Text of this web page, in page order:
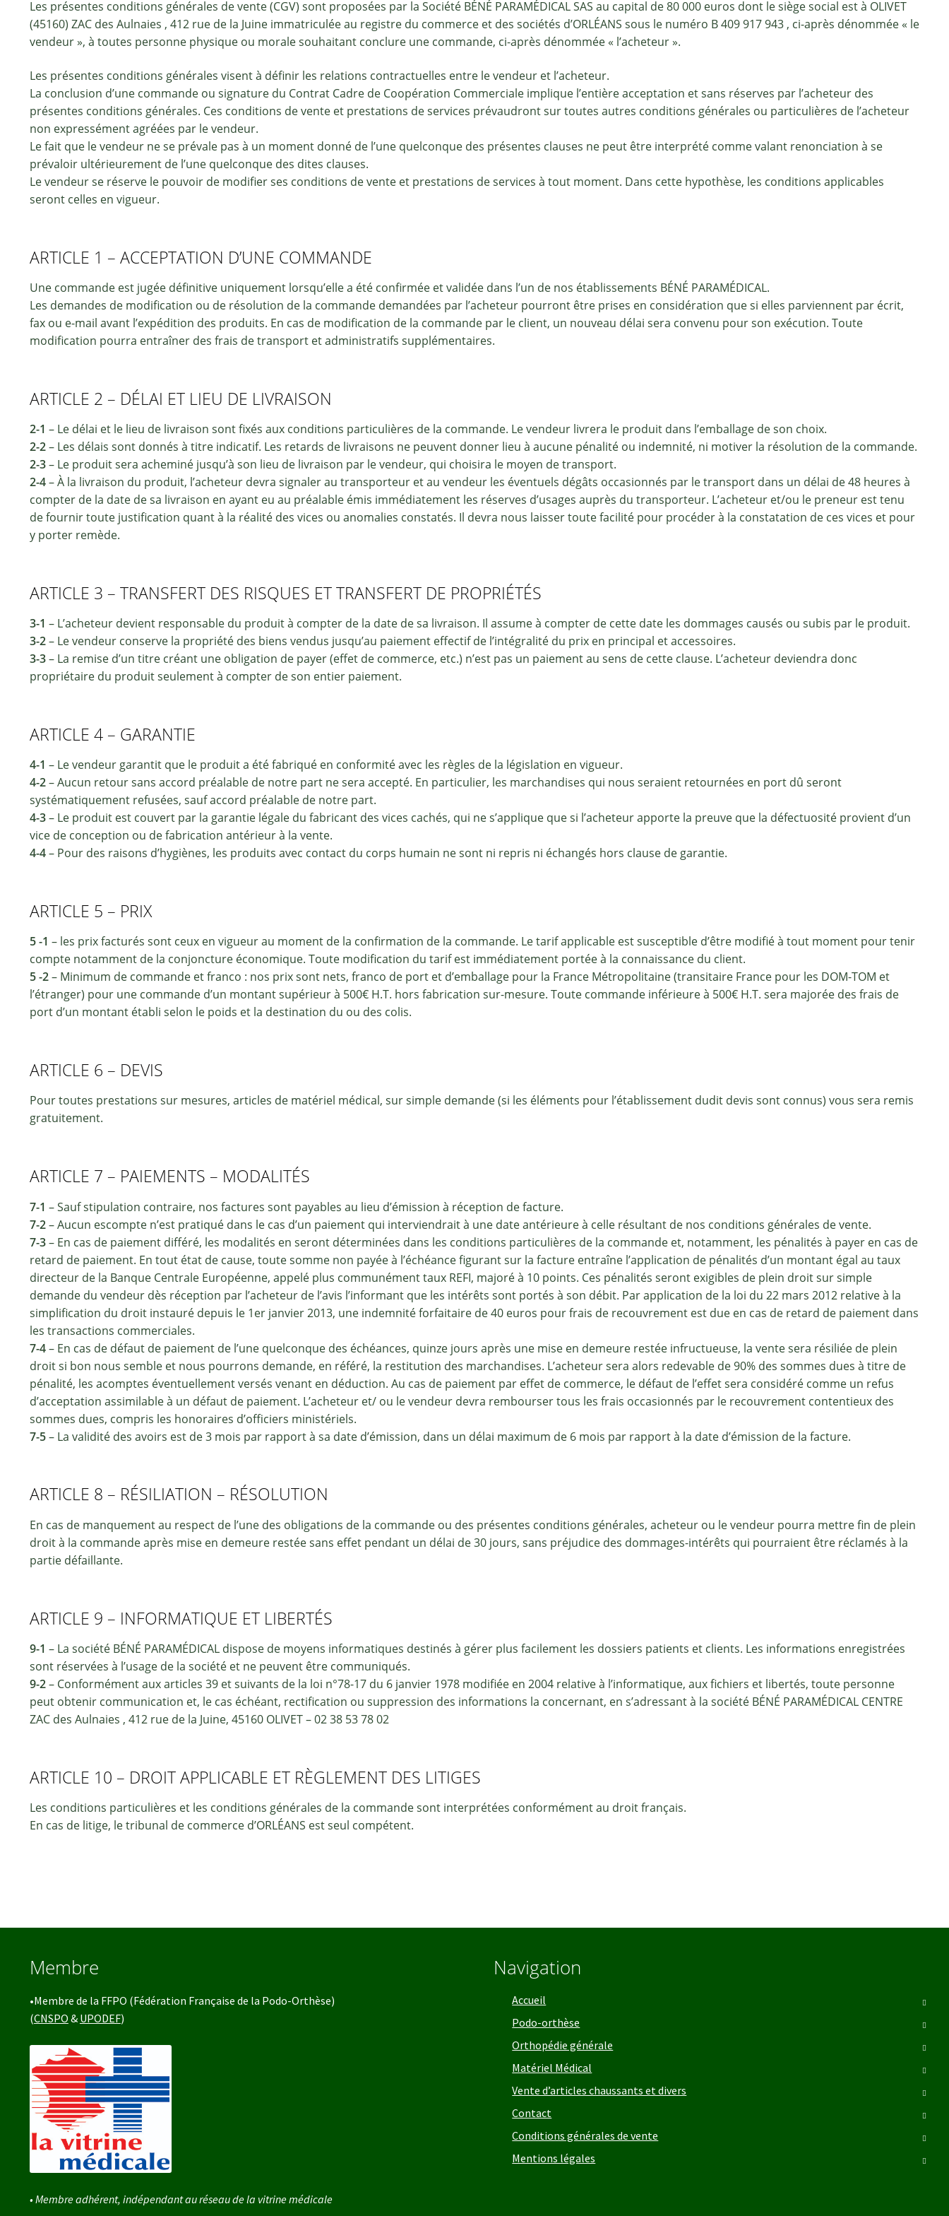
Les présentes conditions générales de vente (CGV) sont proposées par la Société BÉNÉ PARAMÉDICAL SAS au capital de 80 000 euros dont le siège social est à OLIVET
(45160) ZAC des Aulnaies , 412 rue de la Juine immatriculée au registre du commerce et des sociétés d’ORLÉANS sous le numéro B 409 917 943 , ci-après dénommée « le
vendeur », à toutes personne physique ou morale souhaitant conclure une commande, ci-après dénommée « l’acheteur ».
Les présentes conditions générales visent à définir les relations contractuelles entre le vendeur et l’acheteur.
La conclusion d’une commande ou signature du Contrat Cadre de Coopération Commerciale implique l’entière acceptation et sans réserves par l’acheteur des
présentes conditions générales. Ces conditions de vente et prestations de services prévaudront sur toutes autres conditions générales ou particulières de l’acheteur
non expressément agréées par le vendeur.
Le fait que le vendeur ne se prévale pas à un moment donné de l’une quelconque des présentes clauses ne peut être interprété comme valant renonciation à se
prévaloir ultérieurement de l’une quelconque des dites clauses.
Le vendeur se réserve le pouvoir de modifier ses conditions de vente et prestations de services à tout moment. Dans cette hypothèse, les conditions applicables
seront celles en vigueur.
ARTICLE 1 – ACCEPTATION D’UNE COMMANDE
Une commande est jugée définitive uniquement lorsqu’elle a été confirmée et validée dans l’un de nos établissements BÉNÉ PARAMÉDICAL.
Les demandes de modification ou de résolution de la commande demandées par l’acheteur pourront être prises en considération que si elles parviennent par écrit,
fax ou e-mail avant l’expédition des produits. En cas de modification de la commande par le client, un nouveau délai sera convenu pour son exécution. Toute
modification pourra entraîner des frais de transport et administratifs supplémentaires.
ARTICLE 2 – DÉLAI ET LIEU DE LIVRAISON
2-1 – Le délai et le lieu de livraison sont fixés aux conditions particulières de la commande. Le vendeur livrera le produit dans l’emballage de son choix.
2-2– Les délais sont donnés à titre indicatif. Les retards de livraisons ne peuvent donner lieu à aucune pénalité ou indemnité, ni motiver la résolution de la commande.
2-3– Le produit sera acheminé jusqu’à son lieu de livraison par le vendeur, qui choisira le moyen de transport.
2-4– À la livraison du produit, l’acheteur devra signaler au transporteur et au vendeur les éventuels dégâts occasionnés par le transport dans un délai de 48 heures à
compter de la date de sa livraison en ayant eu au préalable émis immédiatement les réserves d’usages auprès du transporteur. L’acheteur et/ou le preneur est tenu
de fournir toute justification quant à la réalité des vices ou anomalies constatés. Il devra nous laisser toute facilité pour procéder à la constatation de ces vices et pour
y porter remède.
ARTICLE 3 – TRANSFERT DES RISQUES ET TRANSFERT DE PROPRIÉTÉS
3-1 – L’acheteur devient responsable du produit à compter de la date de sa livraison. Il assume à compter de cette date les dommages causés ou subis par le produit.
3-2– Le vendeur conserve la propriété des biens vendus jusqu’au paiement effectif de l’intégralité du prix en principal et accessoires.
3-3– La remise d’un titre créant une obligation de payer (effet de commerce, etc.) n’est pas un paiement au sens de cette clause. L’acheteur deviendra donc
propriétaire du produit seulement à compter de son entier paiement.
ARTICLE 4 – GARANTIE
4-1 – Le vendeur garantit que le produit a été fabriqué en conformité avec les règles de la législation en vigueur.
4-2– Aucun retour sans accord préalable de notre part ne sera accepté. En particulier, les marchandises qui nous seraient retournées en port dû seront
systématiquement refusées, sauf accord préalable de notre part.
4-3– Le produit est couvert par la garantie légale du fabricant des vices cachés, qui ne s’applique que si l’acheteur apporte la preuve que la défectuosité provient d’un
vice de conception ou de fabrication antérieur à la vente.
4-4– Pour des raisons d’hygiènes, les produits avec contact du corps humain ne sont ni repris ni échangés hors clause de garantie.
ARTICLE 5 – PRIX
5 -1 – les prix facturés sont ceux en vigueur au moment de la confirmation de la commande. Le tarif applicable est susceptible d’être modifié à tout moment pour tenir
compte notamment de la conjoncture économique. Toute modification du tarif est immédiatement portée à la connaissance du client.
5 -2– Minimum de commande et franco : nos prix sont nets, franco de port et d’emballage pour la France Métropolitaine (transitaire France pour les DOM-TOM et
l’étranger) pour une commande d’un montant supérieur à 500€ H.T. hors fabrication sur-mesure. Toute commande inférieure à 500€ H.T. sera majorée des frais de
port d’un montant établi selon le poids et la destination du ou des colis.
ARTICLE 6 – DEVIS
Pour toutes prestations sur mesures, articles de matériel médical, sur simple demande (si les éléments pour l’établissement dudit devis sont connus) vous sera remis
gratuitement.
ARTICLE 7 – PAIEMENTS – MODALITÉS
7-1 – Sauf stipulation contraire, nos factures sont payables au lieu d’émission à réception de facture.
7-2– Aucun escompte n’est pratiqué dans le cas d’un paiement qui interviendrait à une date antérieure à celle résultant de nos conditions générales de vente.
7-3– En cas de paiement différé, les modalités en seront déterminées dans les conditions particulières de la commande et, notamment, les pénalités à payer en cas de
retard de paiement. En tout état de cause, toute somme non payée à l’échéance figurant sur la facture entraîne l’application de pénalités d’un montant égal au taux
directeur de la Banque Centrale Européenne, appelé plus communément taux REFI, majoré à 10 points. Ces pénalités seront exigibles de plein droit sur simple
demande du vendeur dès réception par l’acheteur de l’avis l’informant que les intérêts sont portés à son débit. Par application de la loi du 22 mars 2012 relative à la
simplification du droit instauré depuis le 1er janvier 2013, une indemnité forfaitaire de 40 euros pour frais de recouvrement est due en cas de retard de paiement dans
les transactions commerciales.
7-4– En cas de défaut de paiement de l’une quelconque des échéances, quinze jours après une mise en demeure restée infructueuse, la vente sera résiliée de plein
droit si bon nous semble et nous pourrons demande, en référé, la restitution des marchandises. L’acheteur sera alors redevable de 90% des sommes dues à titre de
pénalité, les acomptes éventuellement versés venant en déduction. Au cas de paiement par effet de commerce, le défaut de l’effet sera considéré comme un refus
d’acceptation assimilable à un défaut de paiement. L’acheteur et/ ou le vendeur devra rembourser tous les frais occasionnés par le recouvrement contentieux des
sommes dues, compris les honoraires d’officiers ministériels.
7-5– La validité des avoirs est de 3 mois par rapport à sa date d’émission, dans un délai maximum de 6 mois par rapport à la date d’émission de la facture.
ARTICLE 8 – RÉSILIATION – RÉSOLUTION
En cas de manquement au respect de l’une des obligations de la commande ou des présentes conditions générales, acheteur ou le vendeur pourra mettre fin de plein
droit à la commande après mise en demeure restée sans effet pendant un délai de 30 jours, sans préjudice des dommages-intérêts qui pourraient être réclamés à la
partie défaillante.
ARTICLE 9 – INFORMATIQUE ET LIBERTÉS
9-1 – La société BÉNÉ PARAMÉDICAL dispose de moyens informatiques destinés à gérer plus facilement les dossiers patients et clients. Les informations enregistrées
sont réservées à l’usage de la société et ne peuvent être communiqués.
9-2– Conformément aux articles 39 et suivants de la loi n°78-17 du 6 janvier 1978 modifiée en 2004 relative à l’informatique, aux fichiers et libertés, toute personne
peut obtenir communication et, le cas échéant, rectification ou suppression des informations la concernant, en s’adressant à la société BÉNÉ PARAMÉDICAL CENTRE
ZAC des Aulnaies , 412 rue de la Juine, 45160 OLIVET – 02 38 53 78 02
ARTICLE 10 – DROIT APPLICABLE ET RÈGLEMENT DES LITIGES
Les conditions particulières et les conditions générales de la commande sont interprétées conformément au droit français.
En cas de litige, le tribunal de commerce d’ORLÉANS est seul compétent.
Membre
•Membre de la FFPO (Fédération Française de la Podo-Orthèse)
(CNSPO & UPODEF)
• Membre adhérent, indépendant au réseau de la vitrine médicale
Navigation
Accueil
Podo-orthèse
Orthopédie générale
Matériel Médical
Vente d’articles chaussants et divers
Contact
Conditions générales de vente
Mentions légales